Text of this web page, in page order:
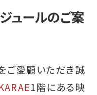
ュールのご案
ご愛顧いただき誠
1階にある映